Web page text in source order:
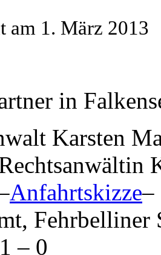
am 1. März 2013
in
Karsten
Anfahrtskizze–
– 0